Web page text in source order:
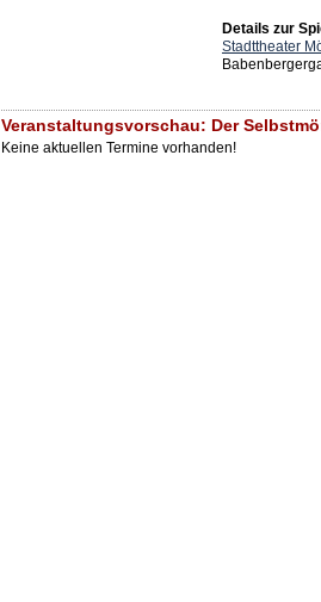
Details zur
Stadttheater
Veranstaltungsvorschau: Der
Keine aktuellen Termine vorhanden!